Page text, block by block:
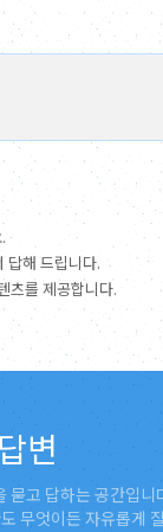
답해 드립니다.
츠를 제공합니다.
변
묻고 답하는 공간입니
무엇이든 자유롭게